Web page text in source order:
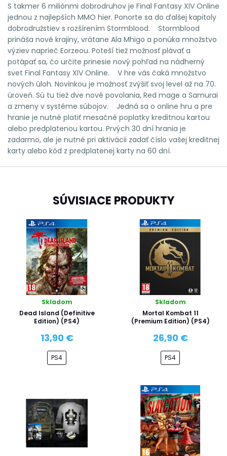
S takmer 6 miliónmi dobrodruhov je Final Fantasy XIV Online
jednou z najlepších MMO hier. Ponorte sa do ďalšej kapitoly
dobrodružstiev s rozšírením Stormblood. Stormblood
prináša nové krajiny, vrátane Ala Mhigo a ponúka množstvo
výziev naprieč Eorzeou. Poteší tiež možnosť plávať a
potápať sa, čo určite prinesie nový pohľad na nádherný
svet Final Fantasy XIV Online. V hre vás čaká množstvo
nových úloh. Novinkou je možnosť zvýšiť svoj level až na 70.
úroveň. Sú tu tiež dve nové povolania, Red mage a Samurai
a zmeny v systéme súbojov. Jedná sa o online hru a pre
hranie je nutné platiť mesačné poplatky kreditnou kartou
alebo predplatenou kartou. Prvých 30 dní hrania je
zadarmo, ale je nutné pri aktivácii zadať číslo vašej kreditnej
karty alebo kód z predplatenej karty na 60 dní.
SÚVISIACE PRODUKTY
Skladom
Dead Island (Definitive
Edition) (PS4)
13,90 €
PS4
Skladom
Mortal Kombat 11
(Premium Edition) (PS4)
26,90 €
PS4